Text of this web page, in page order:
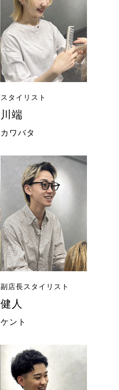
スタイリスト
川端
カワバタ
副店長スタイリスト
健人
ケント